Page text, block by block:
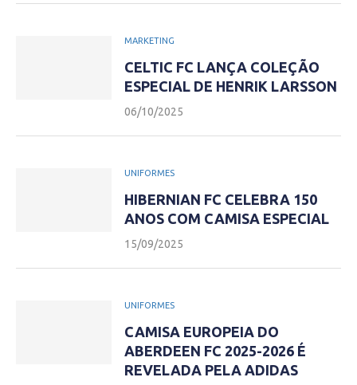
MARKETING
CELTIC FC LANÇA COLEÇÃO
ESPECIAL DE HENRIK LARSSON
06/10/2025
UNIFORMES
HIBERNIAN FC CELEBRA 150
ANOS COM CAMISA ESPECIAL
15/09/2025
UNIFORMES
CAMISA EUROPEIA DO
ABERDEEN FC 2025-2026 É
REVELADA PELA ADIDAS